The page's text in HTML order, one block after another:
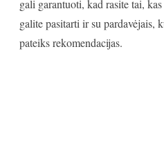
gali garantuoti, kad rasite tai,
galite pasitarti ir su pardavėjais,
pateiks rekomendacijas.